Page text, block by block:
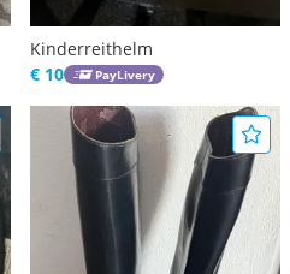
Kinderreithelm
€ 10
PayLivery